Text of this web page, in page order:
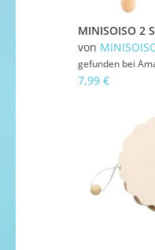
von
gefunden bei
7,99 €